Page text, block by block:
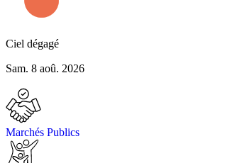
Ciel dégagé
Sam. 8 aoû. 2026
Marchés Publics